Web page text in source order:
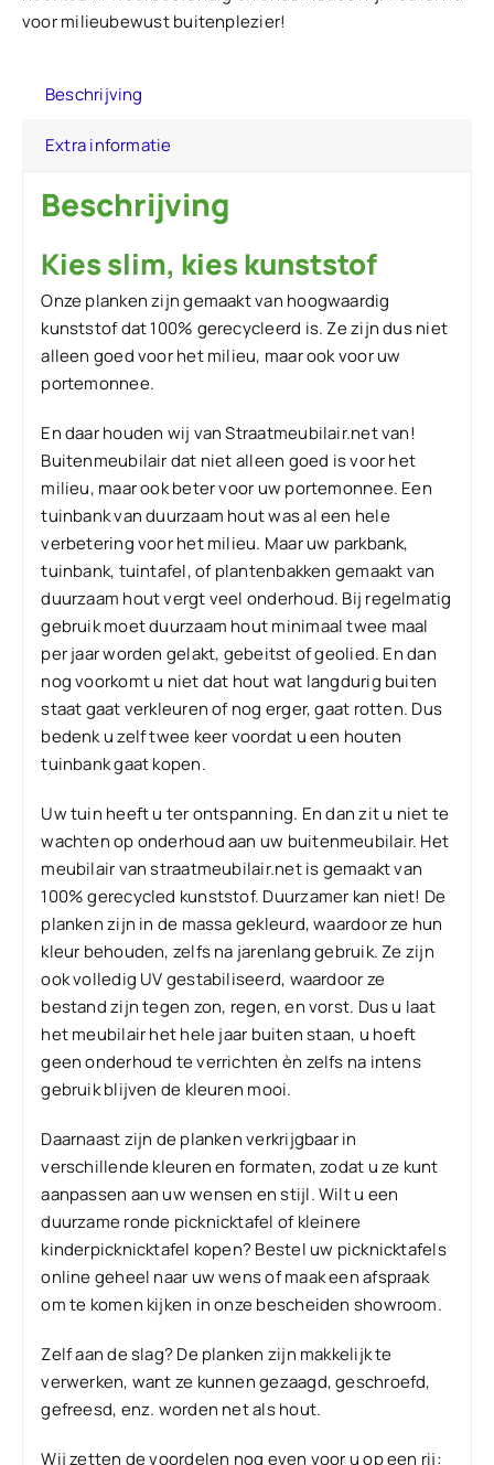
voor milieubewust buitenplezier!
Beschrijving
Extra informatie
Beschrijving
Kies slim, kies kunststof
Onze planken zijn gemaakt van hoogwaardig
kunststof dat 100% gerecycleerd is. Ze zijn dus niet
alleen goed voor het milieu, maar ook voor uw
portemonnee.
En daar houden wij van Straatmeubilair.net van!
Buitenmeubilair dat niet alleen goed is voor het
milieu, maar ook beter voor uw portemonnee. Een
tuinbank van duurzaam hout was al een hele
verbetering voor het milieu. Maar uw parkbank,
tuinbank, tuintafel, of plantenbakken gemaakt van
duurzaam hout vergt veel onderhoud. Bij regelmatig
gebruik moet duurzaam hout minimaal twee maal
per jaar worden gelakt, gebeitst of geolied. En dan
nog voorkomt u niet dat hout wat langdurig buiten
staat gaat verkleuren of nog erger, gaat rotten. Dus
bedenk u zelf twee keer voordat u een houten
tuinbank gaat kopen.
Uw tuin heeft u ter ontspanning. En dan zit u niet te
wachten op onderhoud aan uw buitenmeubilair. Het
meubilair van straatmeubilair.net is gemaakt van
100% gerecycled kunststof. Duurzamer kan niet! De
planken zijn in de massa gekleurd, waardoor ze hun
kleur behouden, zelfs na jarenlang gebruik. Ze zijn
ook volledig UV gestabiliseerd, waardoor ze
bestand zijn tegen zon, regen, en vorst. Dus u laat
het meubilair het hele jaar buiten staan, u hoeft
geen onderhoud te verrichten èn zelfs na intens
gebruik blijven de kleuren mooi.
Daarnaast zijn de planken verkrijgbaar in
verschillende kleuren en formaten, zodat u ze kunt
aanpassen aan uw wensen en stijl. Wilt u een
duurzame ronde picknicktafel of kleinere
kinderpicknicktafel kopen? Bestel uw picknicktafels
online geheel naar uw wens of maak een afspraak
om te komen kijken in onze bescheiden showroom.
Zelf aan de slag? De planken zijn makkelijk te
verwerken, want ze kunnen gezaagd, geschroefd,
gefreesd, enz. worden net als hout.
Wij zetten de voordelen nog even voor u op een rij: